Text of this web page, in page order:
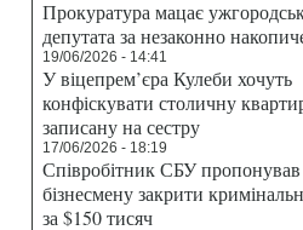
Прокуратура мацає
депутата за незаконно
19/06/2026 - 14:41
У віцепрем’єра Кулеби хочуть
конфіскувати столичну
записану на сестру
17/06/2026 - 18:19
Співробітник СБУ пропонував
бізнесмену закрити
за $150 тисяч